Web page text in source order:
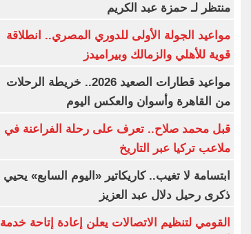
منتظر لـ حمزة عبد الكريم
مواعيد الجولة الأولى للدوري المصري.. انطلاقة
قوية للأهلي والزمالك وبيراميدز
مواعيد قطارات الصعيد 2026.. خريطة الرحلات
من القاهرة وأسوان والعكس اليوم
قبل محمد صلاح.. تعرف على رحلة الفراعنة في
ملاعب تركيا عبر التاريخ
ابتسامة لا تغيب.. كاريكاتير «اليوم السابع» يحيي
ذكرى رحيل دلال عبد العزيز
القومي لتنظيم الاتصالات يعلن إعادة إتاحة خدمة